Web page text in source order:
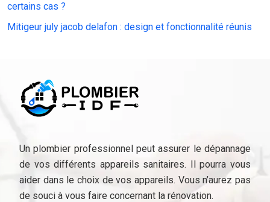
certains cas ?
Mitigeur july jacob delafon : design et fonctionnalité réunis
Un plombier professionnel peut assurer le dépannage
de vos différents appareils sanitaires. Il pourra vous
aider dans le choix de vos appareils. Vous n’aurez pas
de souci à vous faire concernant la rénovation.